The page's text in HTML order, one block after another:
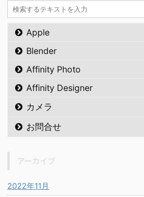
Apple
Blender
Affinity Photo
Affinity Designer
カメラ
お問合せ
2022年11月